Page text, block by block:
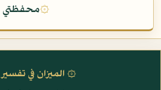
۞محفظتي
۞ الميزان في تفسير